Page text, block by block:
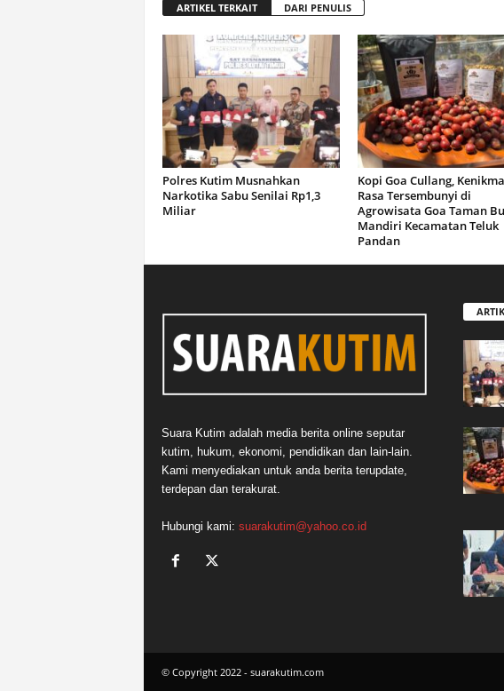
ARTIKEL TERKAIT DARI PENULIS
Polres Kutim Musnahkan
Narkotika Sabu Senilai Rp1,3
Miliar
Kopi Goa Cullang,
Rasa Tersembunyi di
Agrowisata Goa Taman
Mandiri Kecamatan Teluk
Pandan
Suara Kutim adalah media berita online seputar
kutim, hukum, ekonomi, pendidikan dan lain-lain.
Kami menyediakan untuk anda berita terupdate,
terdepan dan terakurat.
Hubungi kami: suarakutim@yahoo.co.id
© Copyright 2022 - suarakutim.com